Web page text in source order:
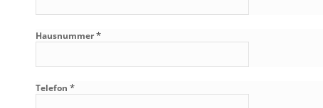
Hausnummer*
Telefon *